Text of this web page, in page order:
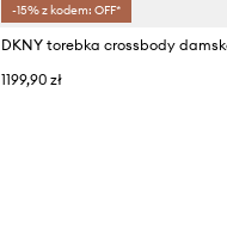
-15% z kodem: OFF*
1199,90 zł